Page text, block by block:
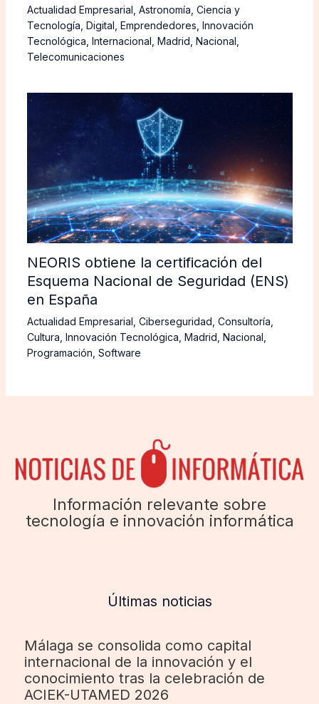
Actualidad Empresarial Astronomía Ciencia y
Tecnología Digital Emprendedores Innovación
Tecnológica Internacional Madrid Nacional
Telecomunicaciones
NEORIS obtiene la certificación del
Esquema Nacional de Seguridad (ENS)
en España
Actualidad Empresarial Ciberseguridad Consultoría
Cultura Innovación Tecnológica Madrid Nacional
Programación Software
Información relevante sobre
tecnología e innovación informática
Últimas noticias
Málaga se consolida como capital
internacional de la innovación y el
conocimiento tras la celebración de
ACIEK-UTAMED 2026